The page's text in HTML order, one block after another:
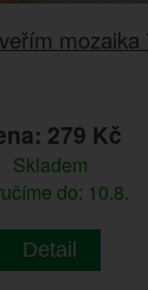
mozaika
279 Kč
Skladem
do: 10.8.
Detail